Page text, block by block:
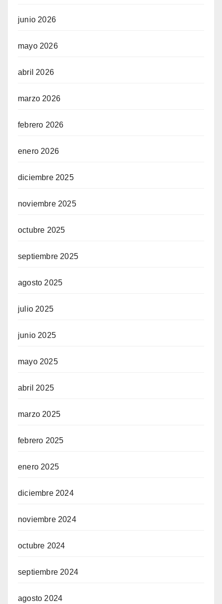
junio 2026
mayo 2026
abril 2026
marzo 2026
febrero 2026
enero 2026
diciembre 2025
noviembre 2025
octubre 2025
septiembre 2025
agosto 2025
julio 2025
junio 2025
mayo 2025
abril 2025
marzo 2025
febrero 2025
enero 2025
diciembre 2024
noviembre 2024
octubre 2024
septiembre 2024
agosto 2024